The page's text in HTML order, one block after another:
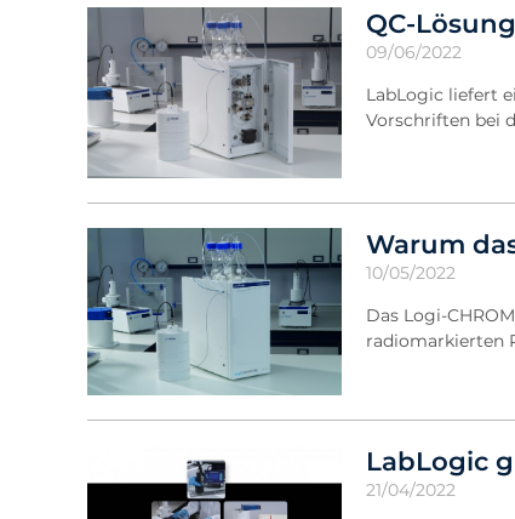
QC-
09/06/2022
LabLogic liefert
Vorschriften bei
Warum
10/05/2022
Das Logi-
radiomarkierten
LabLogic
21/04/2022